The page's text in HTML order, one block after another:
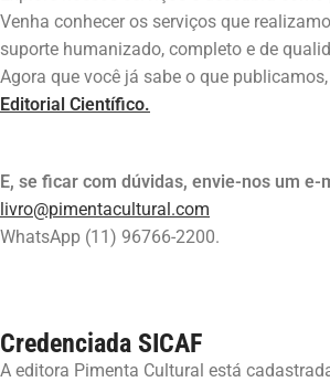
Venha conhecer os serviços que
suporte humanizado, completo e de
Agora que você já sabe o que
Editorial Científico.
E, se ficar com dúvidas, envie-nos um
livro@pimentacultural.com
WhatsApp (11) 96766-2200.
Credenciada SICAF
A editora Pimenta Cultural está